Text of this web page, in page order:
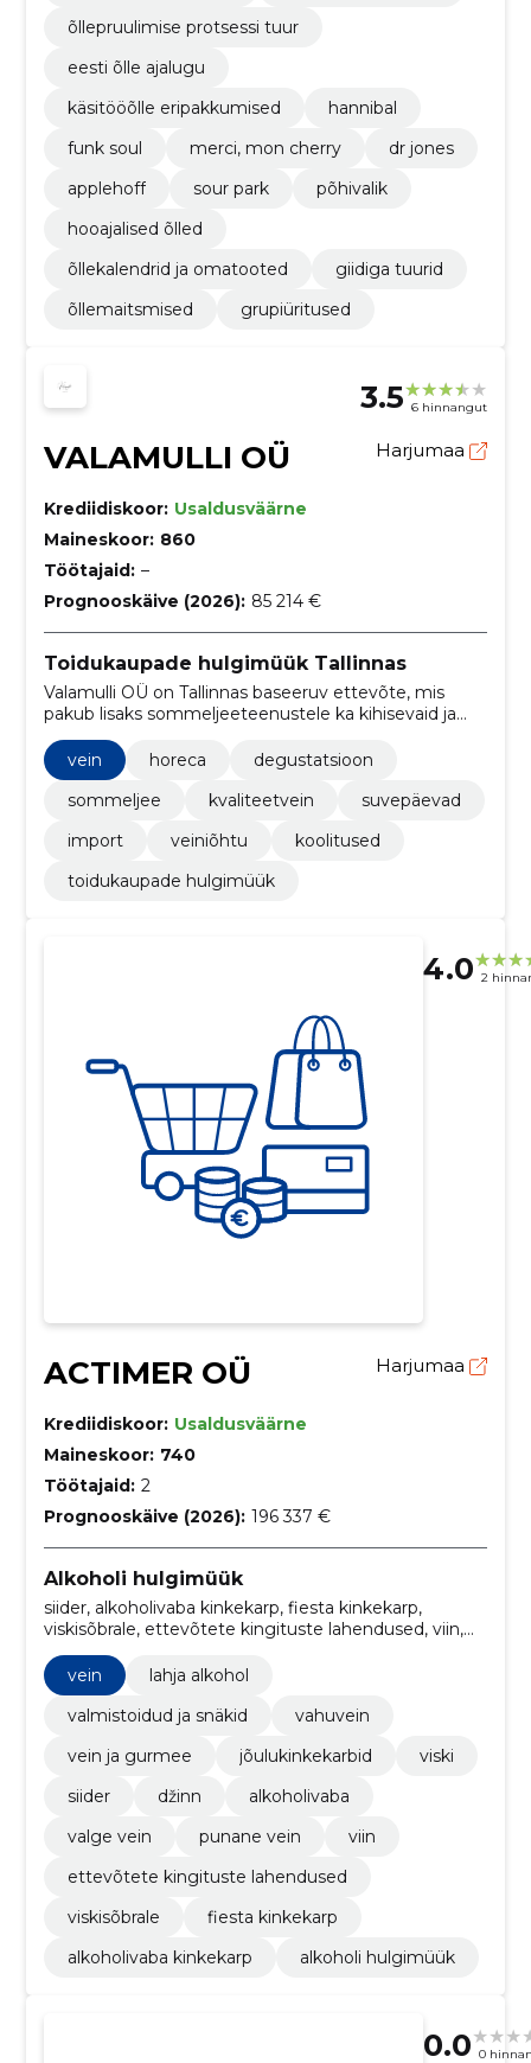
õllepruulimise protsessi tuur
eesti õlle ajalugu
käsitööõlle eripakkumised
hannibal
funk soul
merci, mon cherry
dr jones
applehoff
sour park
põhivalik
hooajalised õlled
õllekalendrid ja omatooted
giidiga tuurid
õllemaitsmised
grupiüritused
3.5 6 hinnangut
VALAMULLI OÜ Harjumaa
Krediidiskoor: Usaldusväärne
Maineskoor: 860
Töötajaid: –
Prognooskäive (2026): 85 214 €
Toidukaupade hulgimüük Tallinnas
Valamulli OÜ on Tallinnas baseeruv ettevõte, mis
pakub lisaks sommeljeeteenustele ka kihisevaid ja
vaikseid kvaliteetveine. Teenused ja veinid HORECA
sektorile.
vein horeca
degustatsioon
sommeljee
kvaliteetvein
suvepäevad
import
veiniõhtu
koolitused
toidukaupade hulgimüük
4.0 2
ACTIMER OÜ Harjumaa
Krediidiskoor: Usaldusväärne
Maineskoor: 740
Töötajaid: 2
Prognooskäive (2026): 196 337 €
Alkoholi hulgimüük
siider, alkoholivaba kinkekarp, fiesta kinkekarp,
viskisõbrale, ettevõtete kingituste lahendused, viin,
punane vein, Valge vein, alkoholivaba, džinn
vein
lahja alkohol
valmistoidud ja snäkid
vahuvein
vein ja gurmee
jõulukinkekarbid
viski
siider
džinn
alkoholivaba
valge vein
punane vein
viin
ettevõtete kingituste lahendused
viskisõbrale
fiesta kinkekarp
alkoholivaba kinkekarp
alkoholi hulgimüük
0.0 0